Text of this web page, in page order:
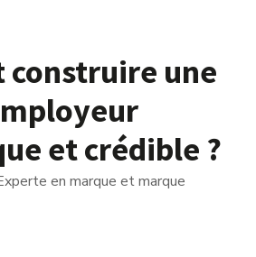
construire une
et crédible ?
en marque et marque